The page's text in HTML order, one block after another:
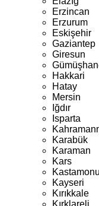
Erzincan
Erzurum
Eskişehir
Gaziantep
Giresun
Hakkari
Hatay
Mersin
Iğdır
Isparta
Karabük
Karaman
Kars
Kastamonu
Kayseri
Kırıkkale
Kırklareli